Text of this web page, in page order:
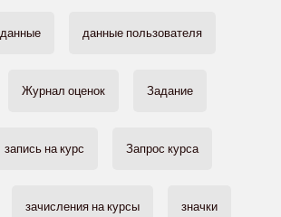
данные данные пользователя
Журнал оценок Задание
запись на курс Запрос курса
зачисления на курсы значки